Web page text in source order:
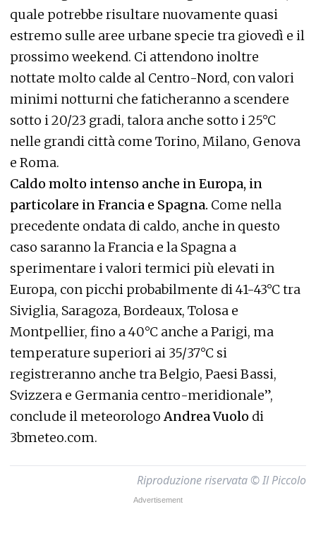
quale potrebbe risultare nuovamente quasi
estremo sulle aree urbane specie tra giovedì e il
prossimo weekend. Ci attendono inoltre
nottate molto calde al Centro-Nord, con valori
minimi notturni che faticheranno a scendere
sotto i 20/23 gradi, talora anche sotto i 25°C
nelle grandi città come Torino, Milano, Genova
e Roma.
Caldo molto intenso anche in Europa, in
particolare in Francia e Spagna. Come nella
precedente ondata di caldo, anche in questo
caso saranno la Francia e la Spagna a
sperimentare i valori termici più elevati in
Europa, con picchi probabilmente di 41-43°C tra
Siviglia, Saragoza, Bordeaux, Tolosa e
Montpellier, fino a 40°C anche a Parigi, ma
temperature superiori ai 35/37°C si
registreranno anche tra Belgio, Paesi Bassi,
Svizzera e Germania centro-meridionale”,
conclude il meteorologoAndrea Vuolo di
3bmeteo.com.
Riproduzione riservata © Il Piccolo